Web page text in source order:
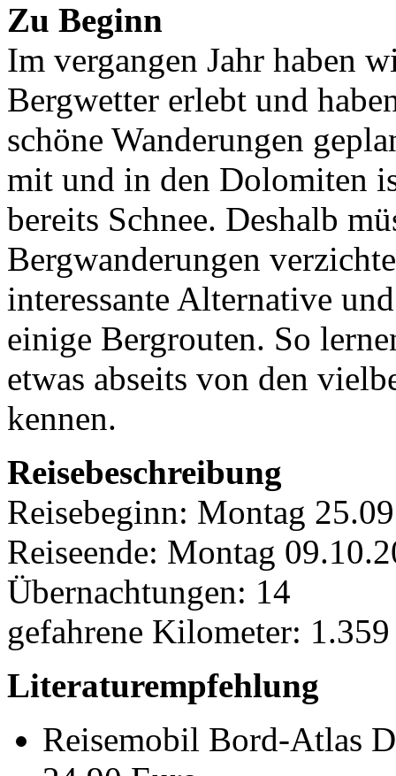
Zu Beginn
Im vergangen Jahr haben
Bergwetter erlebt und
schöne Wanderungen
mit und in den Dolomiten
bereits Schnee. Deshalb
Bergwanderungen
interessante Alternative
einige Bergrouten. So
etwas abseits von den
kennen.
Reisebeschreibung
Reisebeginn: Montag
Reiseende: Montag
Übernachtungen: 14
gefahrene Kilometer:
Literaturempfehlung
Reisemobil Bord-Atlas